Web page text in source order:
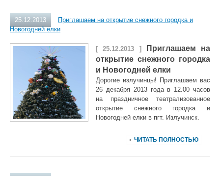
25.12.2013
Приглашаем на открытие снежного городка и
Новогодней елки
[ 25.12.2013 ]Приглашаем на
открытие снежного городка
и Новогодней елки
Дорогие излучинцы! Приглашаем вас
26 декабря 2013 года в 12.00 часов
на праздничное театрализованное
открытие снежного городка и
Новогодней елки в пгт. Излучинск.
ЧИТАТЬ ПОЛНОСТЬЮ